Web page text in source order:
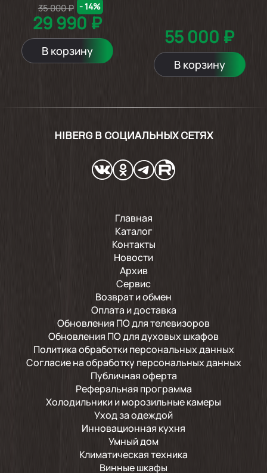
29 990 ₽
35 000 ₽ - 14%
В корзину
55 000 ₽
В корзину
HIBERG В СОЦИАЛЬНЫХ СЕТЯХ
Главная
Каталог
Контакты
Новости
Архив
Сервис
Возврат и обмен
Оплата и доставка
Обновления ПО для телевизоров
Обновления ПО для духовых шкафов
Политика обработки персональных данных
Согласие на обработку персональных данных
Публичная оферта
Реферальная программа
Холодильники и морозильные камеры
Уход за одеждой
Инновационная кухня
Умный дом
Климатическая техника
Винные шкафы